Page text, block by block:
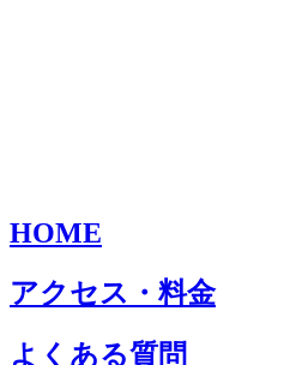
HOME
アクセス・料金
よくある質問